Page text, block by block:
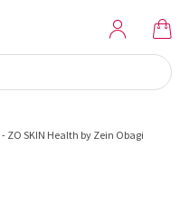
- ZO SKIN Health by Zein Obagi